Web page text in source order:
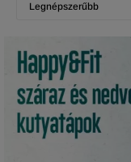
Legnépszerűbb